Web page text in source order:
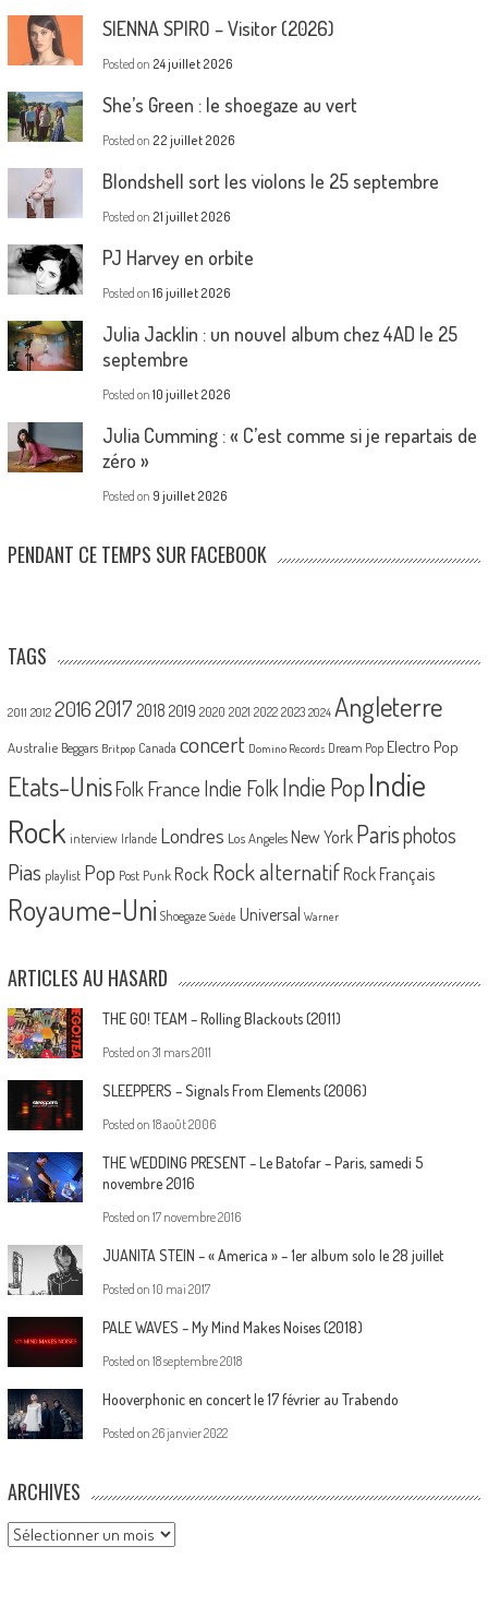
SIENNA SPIRO – Visitor (2026)
Posted on 24 juillet 2026
She’s Green : le shoegaze au vert
Posted on 22 juillet 2026
Blondshell sort les violons le 25 septembre
Posted on 21 juillet 2026
PJ Harvey en orbite
Posted on 16 juillet 2026
Julia Jacklin : un nouvel album chez 4AD le 25
septembre
Posted on 10 juillet 2026
Julia Cumming : « C’est comme si je repartais de
zéro »
Posted on 9 juillet 2026
PENDANT CE TEMPS SUR FACEBOOK
TAGS
2011 2012 20162017 2018 2019 2020 2021 2022 2023 2024 Angleterre
Australie Beggars Britpop Canada concert Domino Records Dream Pop Electro Pop
Etats-UnisFolk France Indie Folk Indie PopIndie
Rock interview Irlande Londres Los Angeles New York Parisphotos
Pias playlist Pop Post Punk Rock Rock alternatif Rock Français
Royaume-Uni Shoegaze Suède Universal Warner
ARTICLES AU HASARD
THE GO! TEAM – Rolling Blackouts (2011)
Posted on 31 mars 2011
SLEEPPERS – Signals From Elements (2006)
Posted on 18 août 2006
THE WEDDING PRESENT – Le Batofar – Paris, samedi 5
novembre 2016
Posted on 17 novembre 2016
JUANITA STEIN – « America » – 1er album solo le 28 juillet
Posted on 10 mai 2017
PALE WAVES – My Mind Makes Noises (2018)
Posted on 18 septembre 2018
Hooverphonic en concert le 17 février au Trabendo
Posted on 26 janvier 2022
ARCHIVES
Archives